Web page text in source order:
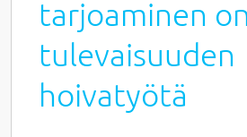
tarjoaminen
tulevaisuuden
hoivatyötä